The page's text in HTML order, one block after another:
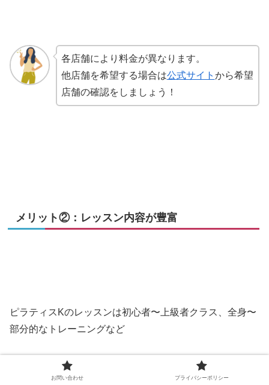
各店舗により料金が異なります。
他店舗を希望する場合は公式サイト から希望
店舗の確認をしましょう！
メリット②：レッスン内容が豊富
ピラティスKのレッスンは初心者〜上級者クラス、全身〜
部分的なトレーニングなど
それぞれのニーズにあわせた多種多様なレッスンが開催さ
れています。お問い合わせ プライバシーポリシー